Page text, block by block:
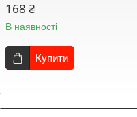
168 ₴
В наявності
Купити